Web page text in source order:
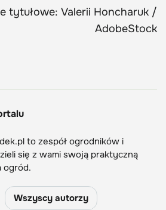
tytułowe: Valerii Honcharuk /
AdobeStock
to zespół ogrodników i
się z wami swoją praktyczną
ogród.
Wszyscy autorzy